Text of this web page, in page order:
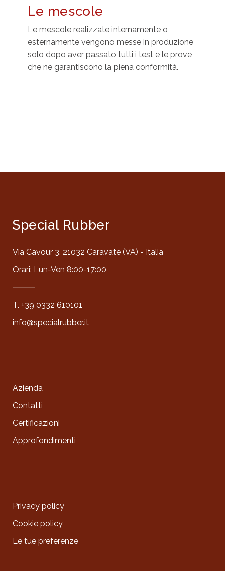
Le mescole
Le mescole realizzate internamente o
esternamente vengono messe in produzione
solo dopo aver passato tutti i test e le prove
che ne garantiscono la piena conformità.
Special Rubber
Via Cavour 3, 21032 Caravate (VA) - Italia
Orari: Lun-Ven 8:00-17:00
T. +39 0332 610101
info@specialrubber.it
Azienda
Contatti
Certificazioni
Approfondimenti
Privacy policy
Cookie policy
Le tue preferenze